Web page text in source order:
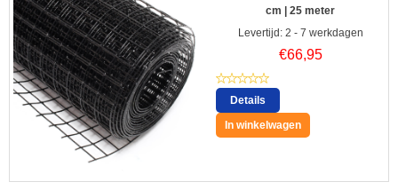
cm | 25 meter
Levertijd: 2 - 7 werkdagen
€66,95
Details
In winkelwagen